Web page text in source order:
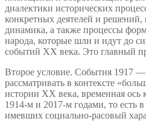
диалектики исторических
конкретных деятелей и решений,
динамика, а также процессы
народа, которые шли и идут до
событий ХХ века. Это главный
Второе условие. События 1917 —
рассматривать в контексте
истории ХХ века, временная ось
1914-м и 2017-м годами, то есть
имевших социально-расовый